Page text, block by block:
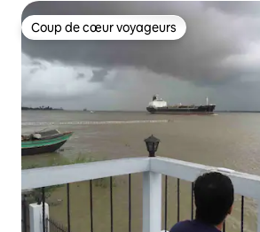
Coup de cœur voyageurs
Coup de cœur voyageurs